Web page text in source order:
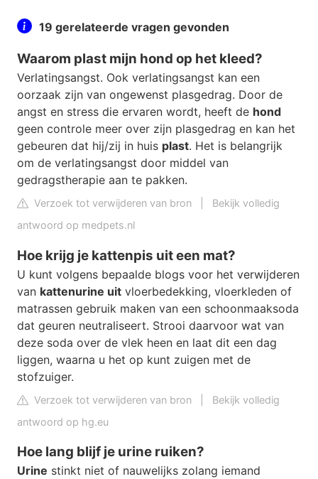
19 gerelateerde vragen gevonden
Waarom plast mijn hond op het kleed?
Verlatingsangst. Ook verlatingsangst kan een
oorzaak zijn van ongewenst plasgedrag. Door de
angst en stress die ervaren wordt, heeft de hond
geen controle meer over zijn plasgedrag en kan het
gebeuren dat hij/zij in huis plast. Het is belangrijk
om de verlatingsangst door middel van
gedragstherapie aan te pakken.
Verzoek tot verwijderen van bron
Bekijk volledig
antwoord op medpets.nl
Hoe krijg je kattenpis uit een mat?
U kunt volgens bepaalde blogs voor het verwijderen
van kattenurine uit vloerbedekking, vloerkleden of
matrassen gebruik maken van een schoonmaaksoda
dat geuren neutraliseert. Strooi daarvoor wat van
deze soda over de vlek heen en laat dit een dag
liggen, waarna u het op kunt zuigen met de
stofzuiger.
Verzoek tot verwijderen van bron
Bekijk volledig
antwoord op hg.eu
Hoe lang blijf je urine ruiken?
Urine stinkt niet of nauwelijks zolang iemand